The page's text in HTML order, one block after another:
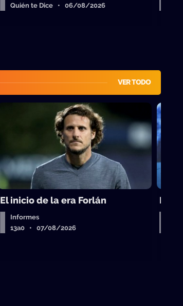
Quién te Dice • 06/08/2026
VER TODO
El inicio de la era Forlán
Informes
13a0 • 07/08/2026
El